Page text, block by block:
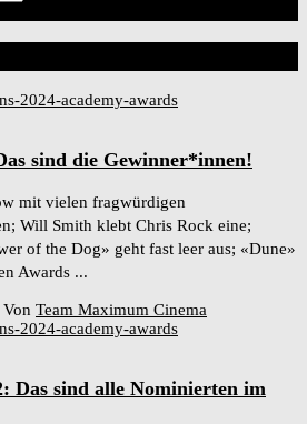
sind die Gewinner*innen!
mit vielen fragwürdigen
Will Smith klebt Chris Rock eine;
of the Dog» geht fast leer aus; «Dune»
Awards ...
Von Team Maximum Cinema
Das sind alle Nominierten im